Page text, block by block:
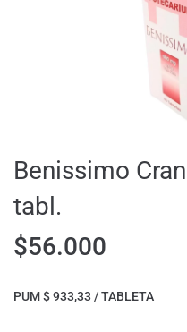
Benissimo
tabl.
$56.000
PUM $ 933,33 / TABLETA